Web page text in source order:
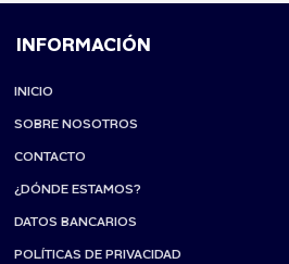
INFORMACIÓN
INICIO
SOBRE NOSOTROS
CONTACTO
¿DÓNDE ESTAMOS?
DATOS BANCARIOS
POLÍTICAS DE PRIVACIDAD